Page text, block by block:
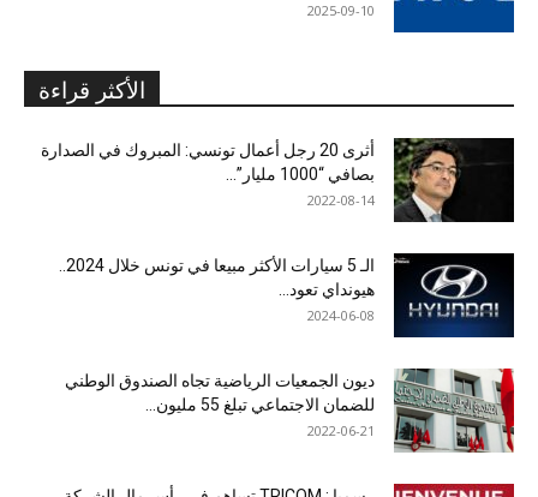
2025-09-10
الأكثر قراءة
أثرى 20 رجل أعمال تونسي: المبروك في الصدارة
بصافي “1000 مليار”...
2022-08-14
هيونداي تعود...
2024-06-08
ديون الجمعيات الرياضية تجاه الصندوق الوطني
للضمان الاجتماعي تبلغ 55 مليون...
2022-06-21